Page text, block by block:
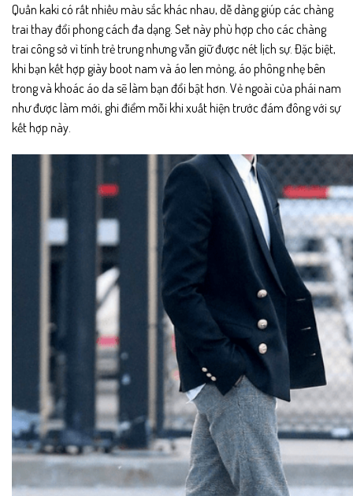
Quần kaki có rất nhiều màu sắc khác nhau, dễ dàng giúp các chàng
trai thay đổi phong cách đa dạng. Set này phù hợp cho các chàng
trai công sở vì tính trẻ trung nhưng vẫn giữ được nét lịch sự. Đặc biệt,
khi bạn kết hợp giày boot nam và áo len mỏng, áo phông nhẹ bên
trong và khoác áo da sẽ làm bạn đổi bật hơn. Vẻ ngoài của phái nam
như được làm mới, ghi điểm mỗi khi xuất hiện trước đám đông với sự
kết hợp này.